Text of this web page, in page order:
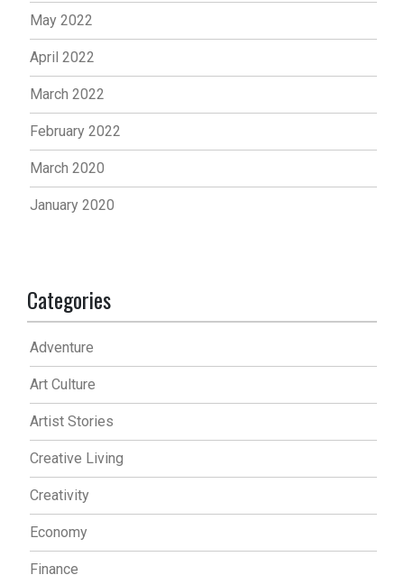
May 2022
April 2022
March 2022
February 2022
March 2020
January 2020
Categories
Adventure
Art Culture
Artist Stories
Creative Living
Creativity
Economy
Finance